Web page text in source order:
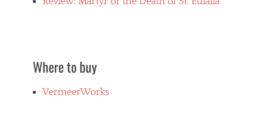
Where to buy
VermeerWorks